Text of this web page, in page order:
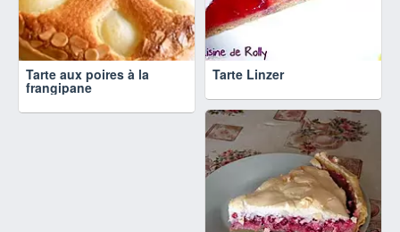
Tarte aux poires à la
frangipane
Tarte Linzer